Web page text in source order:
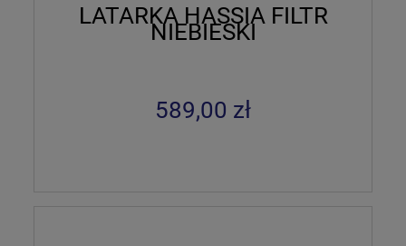
LATARKA HASSIA FILTR
NIEBIESKI
589,00 zł